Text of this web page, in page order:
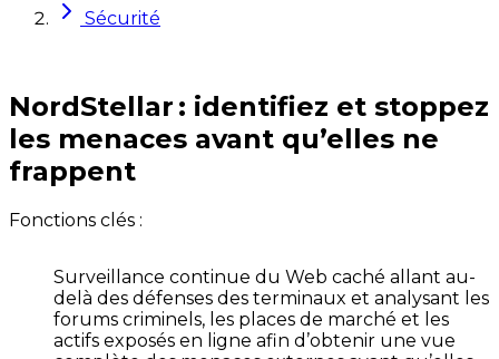
Sécurité
NordStellar : identifiez et stoppez
les menaces avant qu’elles ne
frappent
Fonctions clés :
Surveillance continue du Web caché allant au-
delà des défenses des terminaux et analysant les
forums criminels, les places de marché et les
actifs exposés en ligne afin d’obtenir une vue